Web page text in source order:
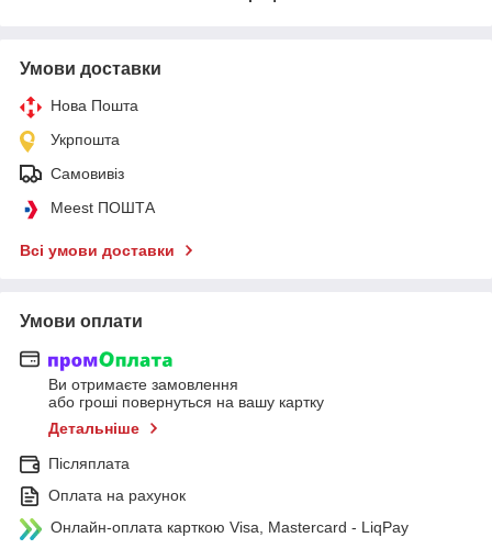
Умови доставки
Нова Пошта
Укрпошта
Самовивіз
Meest ПОШТА
Всі умови доставки
Умови оплати
Ви отримаєте замовлення
або гроші повернуться на вашу картку
Детальніше
Післяплата
Оплата на рахунок
Онлайн-оплата карткою Visa, Mastercard - LiqPay